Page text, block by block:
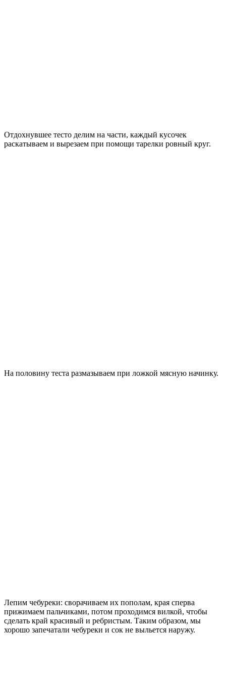
Отдохнувшее тесто делим на части, каждый кусочек
раскатываем и вырезаем при помощи тарелки ровный круг.
На половину теста размазываем при ложкой мясную начинку.
Лепим чебуреки: сворачиваем их пополам, края сперва
прижимаем пальчиками, потом проходимся вилкой, чтобы
сделать край красивый и ребристым. Таким образом, мы
хорошо запечатали чебуреки и сок не выльется наружу.